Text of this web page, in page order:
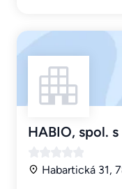
HABIO, spol. s
Habartická 31,